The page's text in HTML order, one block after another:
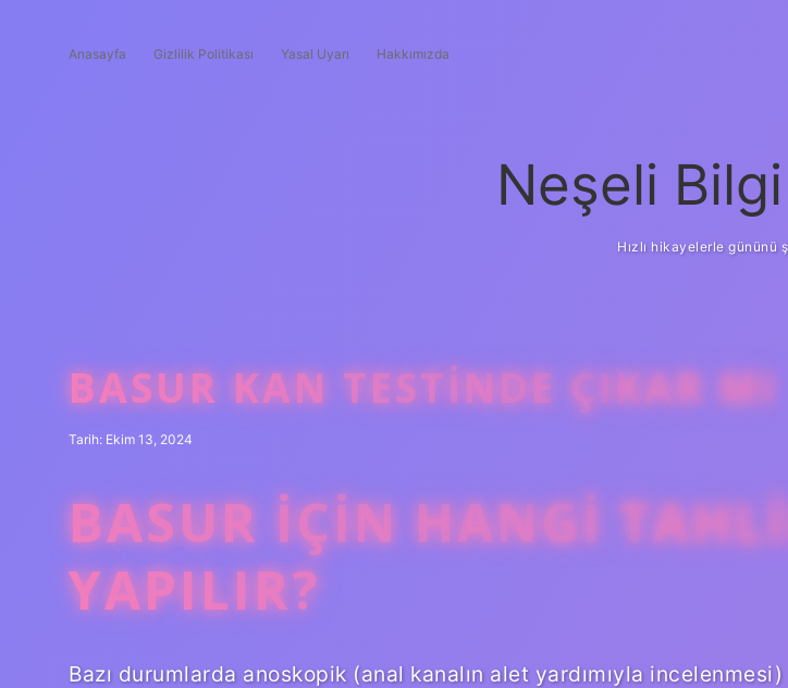
Anasayfa Gizlilik Politikası Yasal Uyarı Hakkımızda
Neşeli
Hızlı hikayelerle gününü
BASUR KAN TESTINDE ÇIKAR MI
Tarih: Ekim 13, 2024
BASUR IÇIN HANGI
YAPILIR?
Bazı durumlarda anoskopik (anal kanalın alet yardımıyla